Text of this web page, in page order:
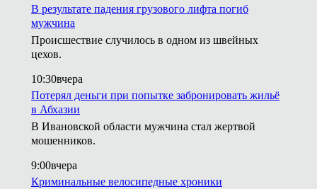
В результате падения грузового лифта погиб
мужчина
Происшествие случилось в одном из швейных
цехов.
10:30вчера
Потерял деньги при попытке забронировать жильё
в Абхазии
В Ивановской области мужчина стал жертвой
мошенников.
9:00вчера
Криминальные велосипедные хроники